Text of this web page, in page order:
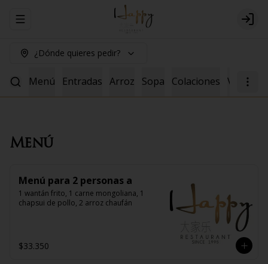
Abrir menu de navegación Login
¿Dónde quieres pedir?
Menú Entradas Arroz Sopa Colaciones Vacuno
Menú
Menú para 2 personas a
1 wantán frito, 1 carne mongoliana, 1
chapsui de pollo, 2 arroz chaufán
$33.350